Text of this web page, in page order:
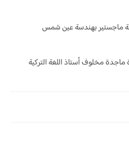
ماجستير بهندسة عين شمس
ماجدة مخلوف أستاذ اللغة التركية